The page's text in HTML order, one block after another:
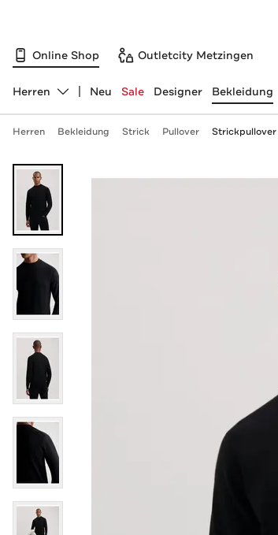
Online Shop Outletcity Metzingen
Abteilung ändern, ausgewählt:
Herren Neu Sale Designer Bekleidung
Herren Bekleidung Strick Pullover